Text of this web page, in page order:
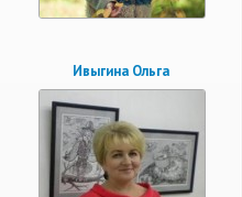
Ивыгина Ольга